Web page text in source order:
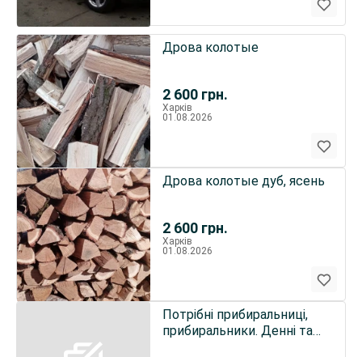
2 600 грн.
Дрова колотые
Харків
01.08.2026
2 600 грн.
Дрова колотые дуб, ясень
Харків
01.08.2026
Потрібні прибиральниці,
прибиральники. Денні та